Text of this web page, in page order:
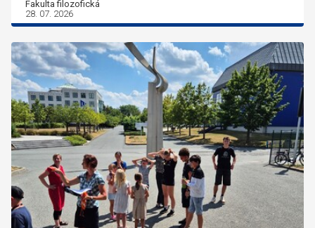
Fakulta filozofická
28. 07. 2026